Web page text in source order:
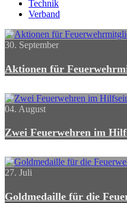
Technik
Verband
30. September
Aktionen für
04. August
Zwei Feuerwehren im
27. Juli
Goldmedaille für die